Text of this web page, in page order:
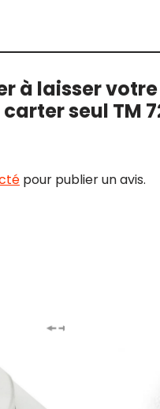
à laisser
carter seul TM
pour publier un avis.